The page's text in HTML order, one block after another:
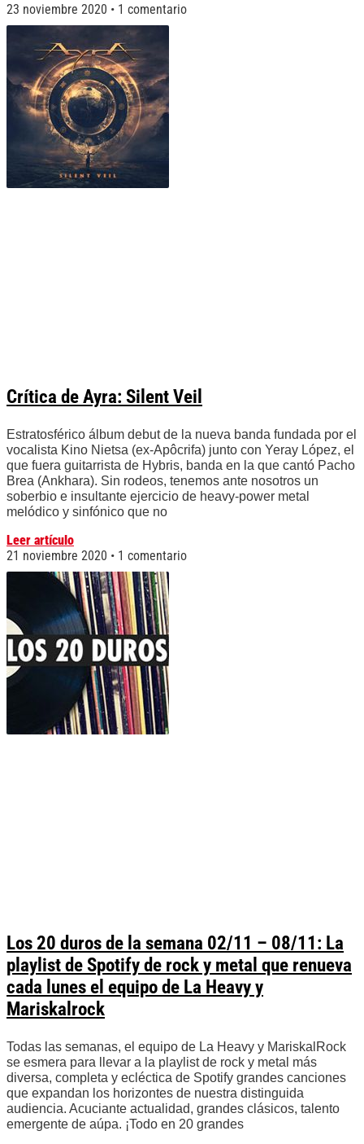
23 noviembre 2020
1 comentario
Crítica de Ayra: Silent Veil
Estratosférico álbum debut de la nueva banda fundada por el
vocalista Kino Nietsa (ex-Apôcrifa) junto con Yeray López, el
que fuera guitarrista de Hybris, banda en la que cantó Pacho
Brea (Ankhara). Sin rodeos, tenemos ante nosotros un
soberbio e insultante ejercicio de heavy-power metal
melódico y sinfónico que no
Leer artículo
21 noviembre 2020
1 comentario
Los 20 duros de la semana 02/11 – 08/11: La
playlist de Spotify de rock y metal que renueva
cada lunes el equipo de La Heavy y
Mariskalrock
Todas las semanas, el equipo de La Heavy y MariskalRock
se esmera para llevar a la playlist de rock y metal más
diversa, completa y ecléctica de Spotify grandes canciones
que expandan los horizontes de nuestra distinguida
audiencia. Acuciante actualidad, grandes clásicos, talento
emergente de aúpa. ¡Todo en 20 grandes